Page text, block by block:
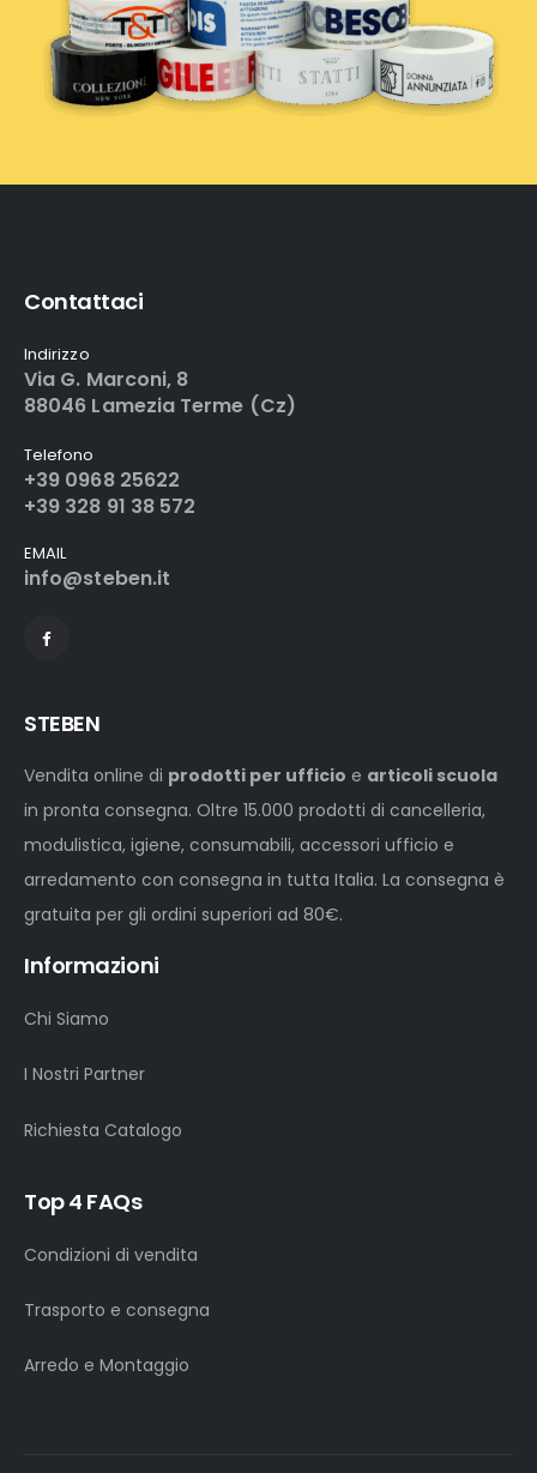
Contattaci
Indirizzo
Via G. Marconi, 8
88046 Lamezia Terme (Cz)
Telefono
+39 0968 25622
+39 328 91 38 572
EMAIL
info@steben.it
STEBEN
Vendita online di prodotti per ufficio e articoli scuola
in pronta consegna. Oltre 15.000 prodotti di cancelleria,
modulistica, igiene, consumabili, accessori ufficio e
arredamento con consegna in tutta Italia. La consegna è
gratuita per gli ordini superiori ad 80€.
Informazioni
Chi Siamo
I Nostri Partner
Richiesta Catalogo
Top 4 FAQs
Condizioni di vendita
Trasporto e consegna
Arredo e Montaggio